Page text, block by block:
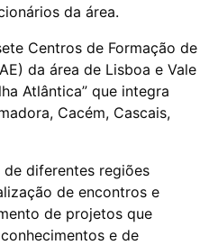
da área.
Centros de Formação de
da área de Lisboa e Vale
Atlântica” que integra
Cacém, Cascais,
diferentes regiões
de encontros e
de projetos que
e de